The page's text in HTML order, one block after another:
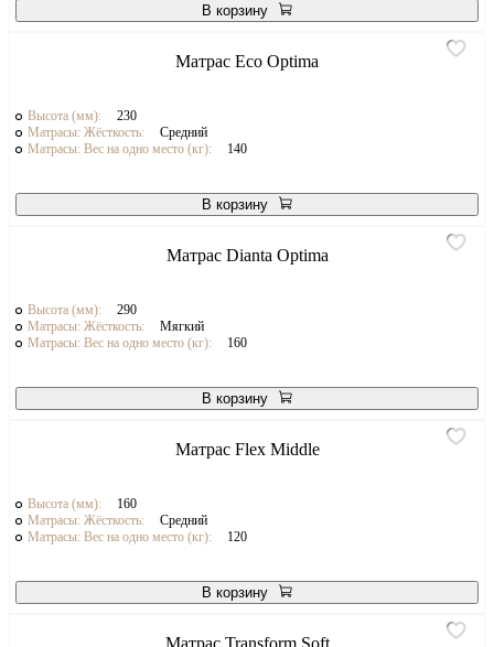
В корзину
Матрас Eco Optima
Высота (мм):
230
Матрасы: Жёсткость:
Средний
Матрасы: Вес на одно место (кг):
140
В корзину
Матрас Dianta Optima
Высота (мм):
290
Матрасы: Жёсткость:
Мягкий
Матрасы: Вес на одно место (кг):
160
В корзину
Матрас Flex Middle
Высота (мм):
160
Матрасы: Жёсткость:
Средний
Матрасы: Вес на одно место (кг):
120
В корзину
Матрас Transform Soft